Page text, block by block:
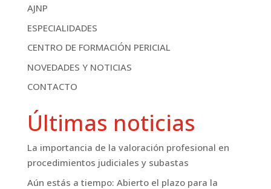
AJNP
ESPECIALIDADES
CENTRO DE FORMACIÓN PERICIAL
NOVEDADES Y NOTICIAS
CONTACTO
Últimas noticias
La importancia de la valoración profesional en
procedimientos judiciales y subastas
Aún estás a tiempo: Abierto el plazo para la